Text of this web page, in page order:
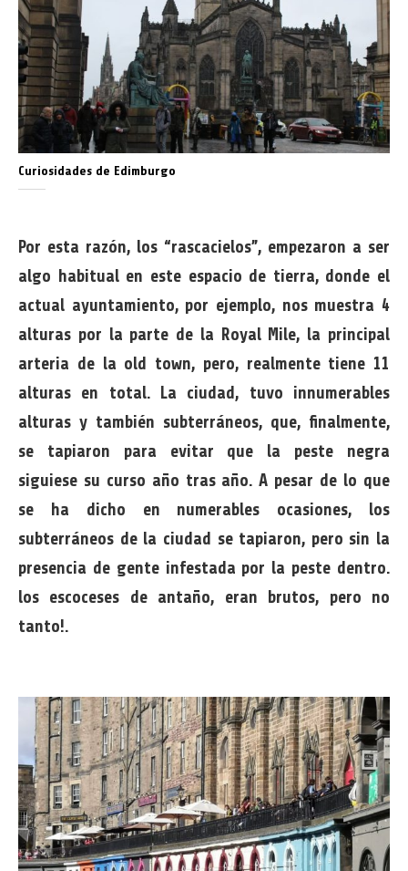
Curiosidades de Edimburgo
Por esta razón, los “rascacielos”, empezaron a ser
algo habitual en este espacio de tierra, donde el
actual ayuntamiento, por ejemplo, nos muestra 4
alturas por la parte de la Royal Mile, la principal
arteria de la old town, pero, realmente tiene 11
alturas en total. La ciudad, tuvo innumerables
alturas y también subterráneos, que, finalmente,
se tapiaron para evitar que la peste negra
siguiese su curso año tras año. A pesar de lo que
se ha dicho en numerables ocasiones, los
subterráneos de la ciudad se tapiaron, pero sin la
presencia de gente infestada por la peste dentro.
los escoceses de antaño, eran brutos, pero no
tanto!.